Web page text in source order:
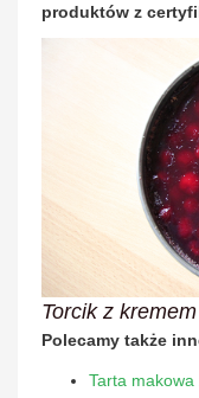
produktów z
Torcik z
Polecamy także
Tarta makowa